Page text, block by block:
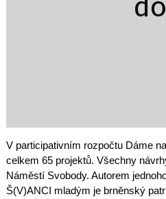
V participativním rozpočtu Dáme
celkem 65 projektů. Všechny
Náměstí Svobody. Autorem
Š(V)ANCI mladým je brněnský